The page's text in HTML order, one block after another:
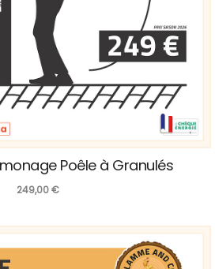
Poêle à Granulés
249,00€